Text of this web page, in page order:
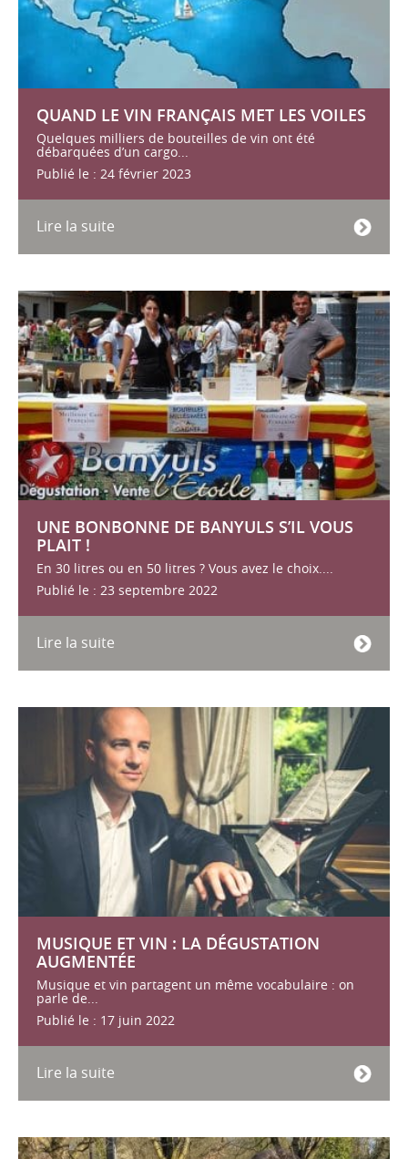
QUAND LE VIN FRANÇAIS MET LES VOILES
Quelques milliers de bouteilles de vin ont été
débarquées d’un cargo...
Publié le : 24 février 2023
Lire la suite
UNE BONBONNE DE BANYULS S’IL VOUS
PLAIT !
En 30 litres ou en 50 litres ? Vous avez le choix....
Publié le : 23 septembre 2022
Lire la suite
MUSIQUE ET VIN : LA DÉGUSTATION
AUGMENTÉE
Musique et vin partagent un même vocabulaire : on
parle de...
Publié le : 17 juin 2022
Lire la suite